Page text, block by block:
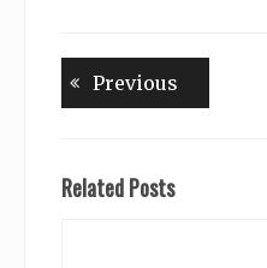
Beitragsnavigation
Previous
Related Posts